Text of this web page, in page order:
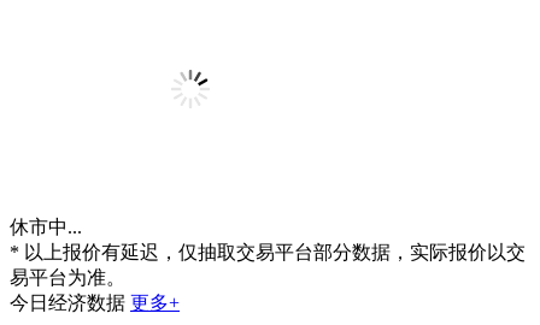
休市中...
* 以上报价有延迟，仅抽取交易平台部分数据，实际报价以交
易平台为准。
今日经济数据 更多+